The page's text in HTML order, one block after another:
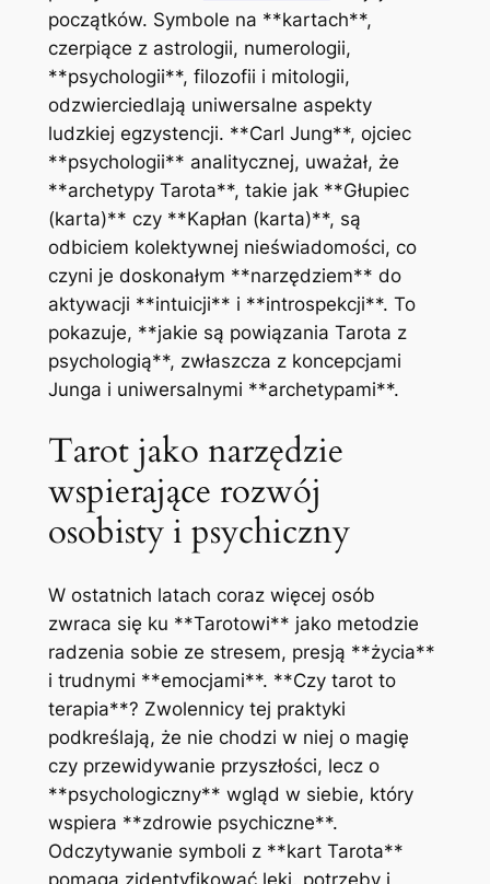
początków. Symbole na **kartach**,
czerpiące z astrologii, numerologii,
**psychologii**, filozofii i mitologii,
odzwierciedlają uniwersalne aspekty
ludzkiej egzystencji. **Carl Jung**, ojciec
**psychologii** analitycznej, uważał, że
**archetypy Tarota**, takie jak **Głupiec
(karta)** czy **Kapłan (karta)**, są
odbiciem kolektywnej nieświadomości, co
czyni je doskonałym **narzędziem** do
aktywacji **intuicji** i **introspekcji**. To
pokazuje, **jakie są powiązania Tarota z
psychologią**, zwłaszcza z koncepcjami
Junga i uniwersalnymi **archetypami**.
Tarot jako narzędzie
wspierające rozwój
osobisty i psychiczny
W ostatnich latach coraz więcej osób
zwraca się ku **Tarotowi** jako metodzie
radzenia sobie ze stresem, presją **życia**
i trudnymi **emocjami**. **Czy tarot to
terapia**? Zwolennicy tej praktyki
podkreślają, że nie chodzi w niej o magię
czy przewidywanie przyszłości, lecz o
**psychologiczny** wgląd w siebie, który
wspiera **zdrowie psychiczne**.
Odczytywanie symboli z **kart Tarota**